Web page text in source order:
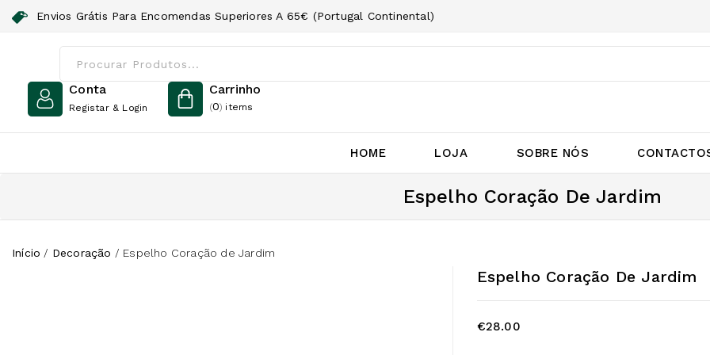
Envios Grátis Para Encomendas Superiores A 65€ (Portugal Continental)
Conta
Registar & Login
Carrinho
(0) items
HOME LOJA SOBRE NÓS
Espelho Coração De Jardim
Início / Decoração / Espelho Coração de Jardim
Espelho Coração De Jardim
€28.00